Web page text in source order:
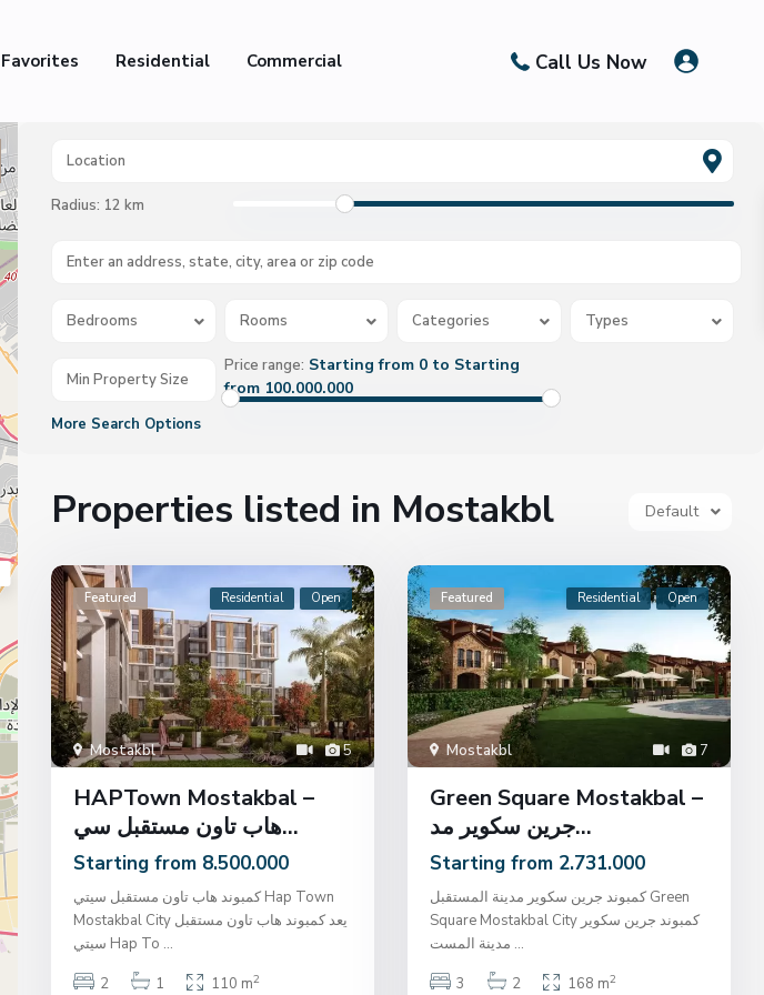
Favorites Residential Commercial Call Us Now
Radius: 12 km
Bedrooms Rooms Categories Types
Price range: Starting from 0 to Starting
from 100.000.000
More Search Options
Default
Properties listed in Mostakbl
5
Mostakbl
Featured Residential Open
HAPTown Mostakbal –
هاب تاون مستقبل سي...
Starting from 8.500.000
كمبوند هاب تاون مستقبل سيتي Hap Town
Mostakbal City يعد كمبوند هاب تاون مستقبل
سيتي Hap To ...
2
1 110 m2
7
Mostakbl
Featured Residential Open
Green Square Mostakbal –
جرين سكوير مد...
Starting from 2.731.000
كمبوند جرين سكوير مدينة المستقبل Green
Square Mostakbal City كمبوند جرين سكوير
...
3
2 168 m2